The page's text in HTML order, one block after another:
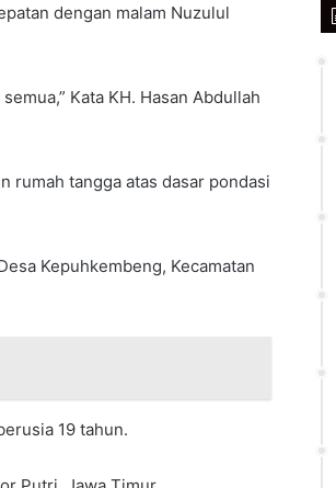
dengan malam Nuzulul
Kata KH. Hasan Abdullah
rumah tangga atas dasar pondasi
Kepuhkembeng, Kecamatan
19 tahun.